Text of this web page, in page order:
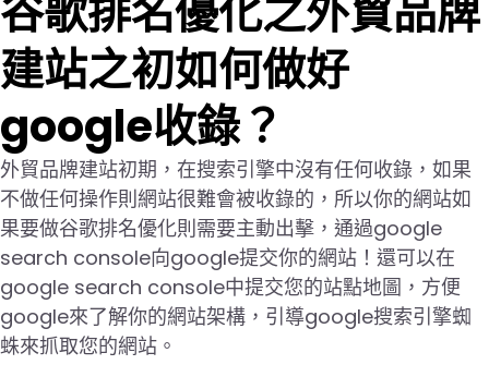
谷歌排名優化之外貿品牌
建站之初如何做好
google收錄？
外貿品牌建站初期，在搜索引擎中沒有任何收錄，如果
不做任何操作則網站很難會被收錄的，所以你的網站如
果要做谷歌排名優化則需要主動出擊，通過google
search console向google提交你的網站！還可以在
google search console中提交您的站點地圖，方便
google來了解你的網站架構，引導google搜索引擎蜘
蛛來抓取您的網站。